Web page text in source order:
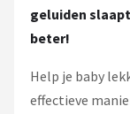
geluiden
beter!
Help je baby
effectieve